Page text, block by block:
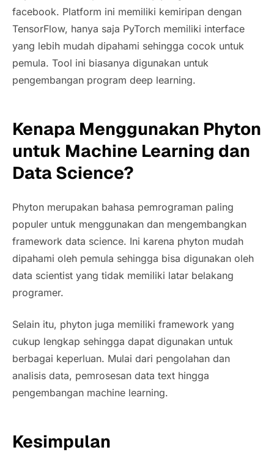
facebook. Platform ini memiliki kemiripan dengan
TensorFlow, hanya saja PyTorch memiliki interface
yang lebih mudah dipahami sehingga cocok untuk
pemula. Tool ini biasanya digunakan untuk
pengembangan program deep learning.
Kenapa Menggunakan Phyton
untuk Machine Learning dan
Data Science?
Phyton merupakan bahasa pemrograman paling
populer untuk menggunakan dan mengembangkan
framework data science. Ini karena phyton mudah
dipahami oleh pemula sehingga bisa digunakan oleh
data scientist yang tidak memiliki latar belakang
programer.
Selain itu, phyton juga memiliki framework yang
cukup lengkap sehingga dapat digunakan untuk
berbagai keperluan. Mulai dari pengolahan dan
analisis data, pemrosesan data text hingga
pengembangan machine learning.
Kesimpulan